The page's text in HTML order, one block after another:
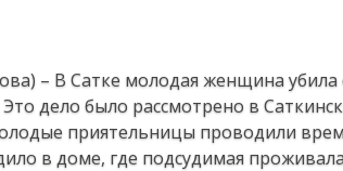
– В Сатке молодая женщина убила
дело было рассмотрено в
приятельницы проводили
в доме, где подсудимая